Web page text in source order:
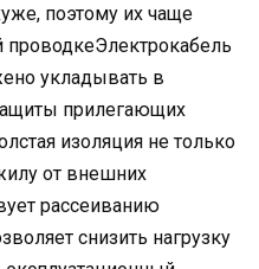
поэтому их чаще
проводкеЭлектрокабель
укладывать в
прилегающих
изоляция не только
от внешних
рассеиванию
снизить нагрузку